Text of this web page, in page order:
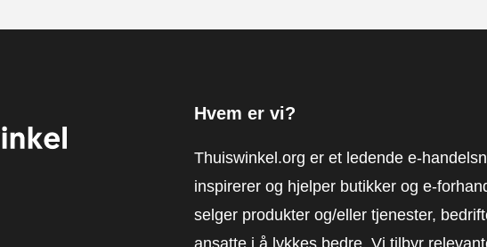
Hvem er vi?
Thuiswinkel.org er et ledende e-
inspirerer og hjelper butikker og e-
selger produkter og/eller tjenester,
ansatte i å lykkes bedre. Vi tilbyr